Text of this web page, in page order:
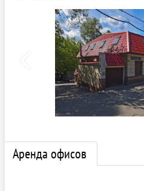
Аренда офисов